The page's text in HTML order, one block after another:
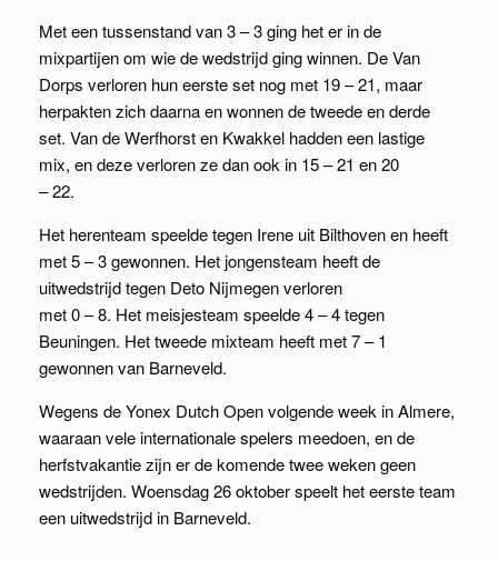
Met een tussenstand van 3 – 3 ging het er in de
mixpartijen om wie de wedstrijd ging winnen. De Van
Dorps verloren hun eerste set nog met 19 – 21, maar
herpakten zich daarna en wonnen de tweede en derde
set. Van de Werfhorst en Kwakkel hadden een lastige
mix, en deze verloren ze dan ook in 15 – 21 en 20
– 22.
Het herenteam speelde tegen Irene uit Bilthoven en heeft
met 5 – 3 gewonnen. Het jongensteam heeft de
uitwedstrijd tegen Deto Nijmegen verloren
met 0 – 8. Het meisjesteam speelde 4 – 4 tegen
Beuningen. Het tweede mixteam heeft met 7 – 1
gewonnen van Barneveld.
Wegens de Yonex Dutch Open volgende week in Almere,
waaraan vele internationale spelers meedoen, en de
herfstvakantie zijn er de komende twee weken geen
wedstrijden. Woensdag 26 oktober speelt het eerste team
een uitwedstrijd in Barneveld.